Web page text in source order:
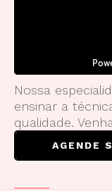
Nossa
ensinar a
qualidade.
AGENDE